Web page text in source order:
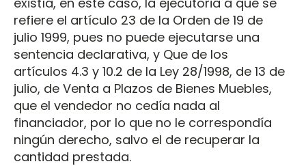
refiere el artículo 23 de la Orden de 19 de
julio 1999, pues no puede ejecutarse una
sentencia declarativa, y Que de los
artículos 4.3 y 10.2 de la Ley 28/1998, de 13 de
julio, de Venta a Plazos de Bienes Muebles,
que el vendedor no cedía nada al
financiador, por lo que no le correspondía
ningún derecho, salvo el de recuperar la
cantidad prestada.